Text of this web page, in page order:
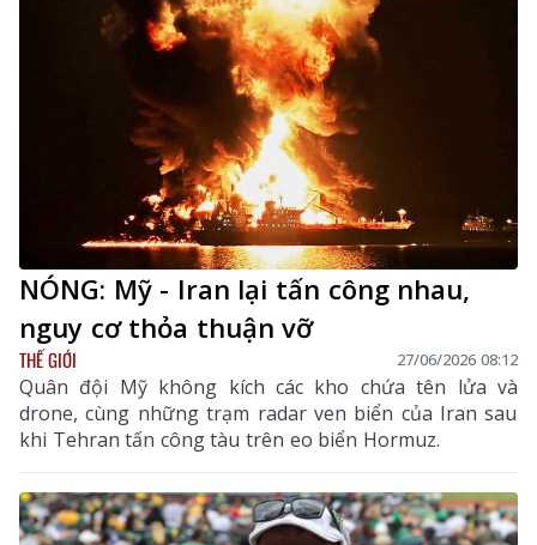
NÓNG: Mỹ - Iran lại tấn công nhau,
nguy cơ thỏa thuận vỡ
THẾ GIỚI 27/06/2026 08:12
Quân đội Mỹ không kích các kho chứa tên lửa và
drone, cùng những trạm radar ven biển của Iran sau
khi Tehran tấn công tàu trên eo biển Hormuz.